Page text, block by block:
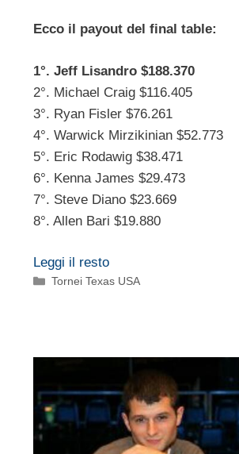
Ecco il payout del final table:
1°. Jeff Lisandro $188.370
2°. Michael Craig $116.405
3°. Ryan Fisler $76.261
4°. Warwick Mirzikinian $52.773
5°. Eric Rodawig $38.471
6°. Kenna James $29.473
7°. Steve Diano $23.669
8°. Allen Bari $19.880
Leggi il resto
Categorie
Tornei Texas USA